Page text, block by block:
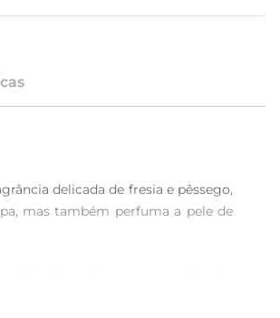
delicada de fresia e pêssego,
mas também perfuma a pele de
tornandoo adequado para